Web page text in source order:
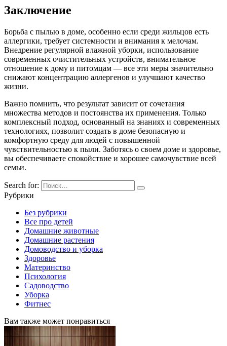
Заключение
Борьба с пылью в доме, особенно если среди жильцов есть
аллергики, требует системности и внимания к мелочам.
Внедрение регулярной влажной уборки, использование
современных очистительных устройств, внимательное
отношение к дому и питомцам — все эти меры значительно
снижают концентрацию аллергенов и улучшают качество
жизни.
Важно помнить, что результат зависит от сочетания
множества методов и постоянства их применения. Только
комплексный подход, основанный на знаниях и современных
технологиях, позволит создать в доме безопасную и
комфортную среду для людей с повышенной
чувствительностью к пыли. Заботясь о своем доме и здоровье,
вы обеспечиваете спокойствие и хорошее самочувствие всей
семьи.
Search for:
Рубрики
Без рубрики
Все про детей
Домашние животные
Домашние растения
Домоводство и уборка
Здоровье
Материнство
Психология
Садоводство
Уборка
Фитнес
Вам также может понравиться